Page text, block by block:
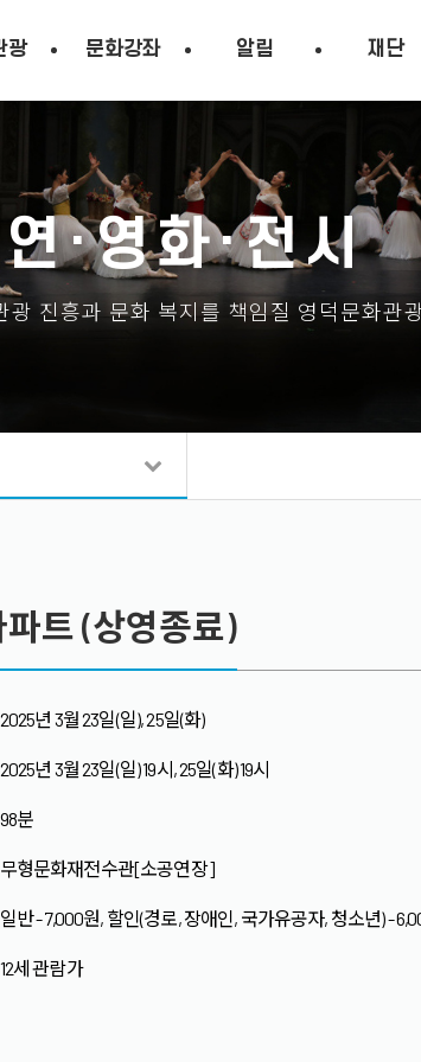
광 문화강좌 알림 재단
·영화·전시
광 진흥과 문화 복지를 책임질 영덕문화관
트 (상영종료)
2025년 3월 23일(일), 25일(화)
2025년 3월 23일(일) 19시, 25일(화) 19시
98분
무형문화재전수관[소공연장]
일반 - 7,000원, 할인(경로, 장애인, 국가유공자, 청소년) -
12세 관람가